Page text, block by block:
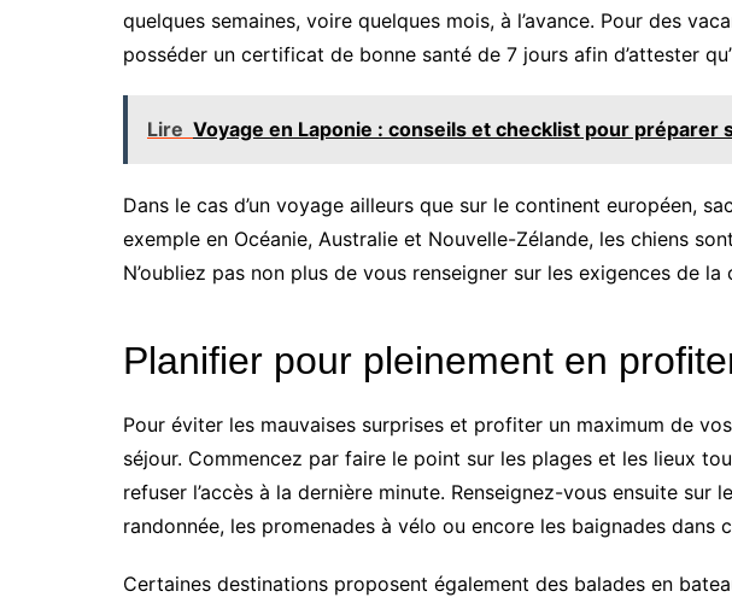
quelques semaines, voire quelques mois, à l’avance. Pour des
posséder un certificat de bonne santé de 7 jours afin d’attester
Lire Voyage en Laponie : conseils et checklist pour préparer
Dans le cas d’un voyage ailleurs que sur le continent européen,
exemple en Océanie, Australie et Nouvelle-Zélande, les chiens
N’oubliez pas non plus de vous renseigner sur les exigences de
Planifier pour pleinement en
Pour éviter les mauvaises surprises et profiter un maximum de
séjour. Commencez par faire le point sur les plages et les lieux
refuser l’accès à la dernière minute. Renseignez-vous ensuite
randonnée, les promenades à vélo ou encore les baignades dans
Certaines destinations proposent également des balades en